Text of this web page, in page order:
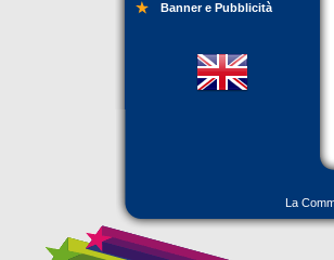
Banner e Pubblicità
La